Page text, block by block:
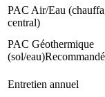
PAC Air/Eau
central)
PAC Géothermique
(sol/eau)Recommandé
Entretien annuel